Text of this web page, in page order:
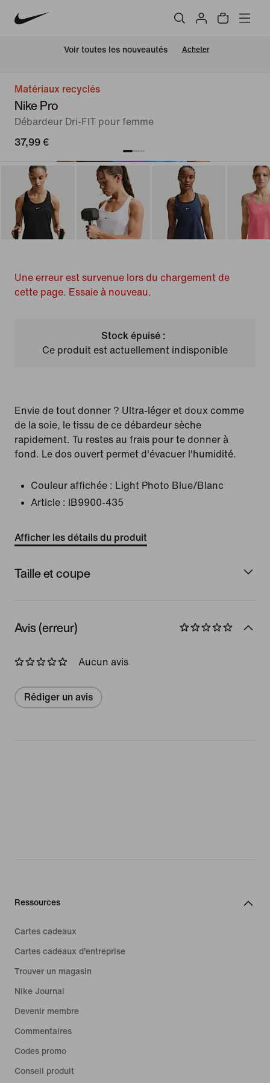
Voir toutes les nouveautés Acheter
Matériaux recyclés
Nike Pro
Débardeur Dri-FIT pour femme
37,99 €
Une erreur est survenue lors du chargement de
cette page. Essaie à nouveau.
Stock épuisé :
Ce produit est actuellement indisponible
Envie de tout donner ? Ultra-léger et doux comme
de la soie, le tissu de ce débardeur sèche
rapidement. Tu restes au frais pour te donner à
fond. Le dos ouvert permet d'évacuer l'humidité.
Couleur affichée : Light Photo Blue/Blanc
Article :
IB9900-435
Afficher les détails du produit
Taille et coupe
Avis (erreur)
Aucun avis
Rédiger un avis
Ressources
Cartes cadeaux
Cartes cadeaux d'entreprise
Trouver un magasin
Nike Journal
Devenir membre
Commentaires
Codes promo
Conseil produit